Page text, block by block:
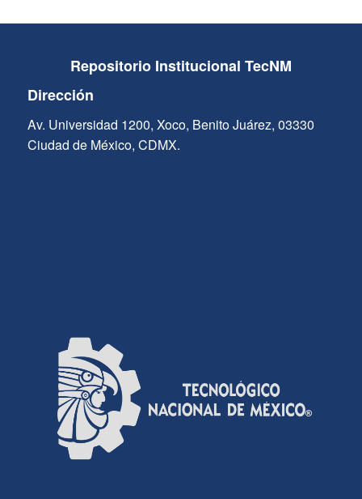
Repositorio Institucional TecNM
Dirección
Av. Universidad 1200, Xoco, Benito Juárez, 03330
Ciudad de México, CDMX.